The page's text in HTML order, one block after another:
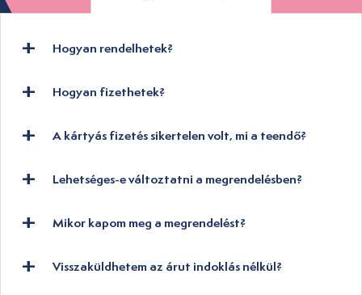
Hogyan rendelhetek?
Hogyan fizethetek?
A kártyás fizetés sikertelen volt, mi a teendő?
Lehetséges-e változtatni a megrendelésben?
Mikor kapom meg a megrendelést?
Visszaküldhetem az árut indoklás nélkül?